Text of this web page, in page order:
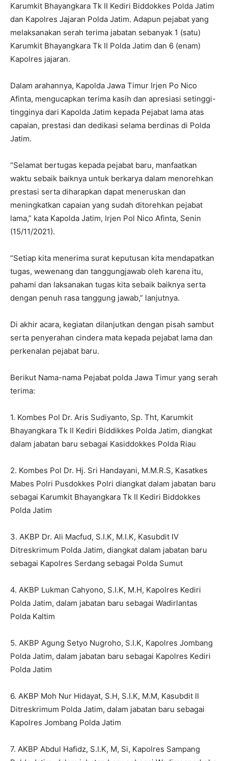
Karumkit Bhayangkara Tk II Kediri Biddokkes Polda Jatim
dan Kapolres Jajaran Polda Jatim. Adapun pejabat yang
melaksanakan serah terima jabatan sebanyak 1 (satu)
Karumkit Bhayangkara Tk II Polda Jatim dan 6 (enam)
Kapolres jajaran.
Dalam arahannya, Kapolda Jawa Timur Irjen Po Nico
Afinta, mengucapkan terima kasih dan apresiasi setinggi-
tingginya dari Kapolda Jatim kepada Pejabat lama atas
capaian, prestasi dan dedikasi selama berdinas di Polda
Jatim.
“Selamat bertugas kepada pejabat baru, manfaatkan
waktu sebaik baiknya untuk berkarya dalam menorehkan
prestasi serta diharapkan dapat meneruskan dan
meningkatkan capaian yang sudah ditorehkan pejabat
lama,” kata Kapolda Jatim, Irjen Pol Nico Afinta, Senin
(15/11/2021).
“Setiap kita menerima surat keputusan kita mendapatkan
tugas, wewenang dan tanggungjawab oleh karena itu,
pahami dan laksanakan tugas kita sebaik baiknya serta
dengan penuh rasa tanggung jawab,” lanjutnya.
Di akhir acara, kegiatan dilanjutkan dengan pisah sambut
serta penyerahan cindera mata kepada pejabat lama dan
perkenalan pejabat baru.
Berikut Nama-nama Pejabat polda Jawa Timur yang serah
terima:
1. Kombes Pol Dr. Aris Sudiyanto, Sp. Tht, Karumkit
Bhayangkara Tk II Kediri Biddikkes Polda Jatim, diangkat
dalam jabatan baru sebagai Kasiddokkes Polda Riau
2. Kombes Pol Dr. Hj. Sri Handayani, M.M.R.S, Kasatkes
Mabes Polri Pusdokkes Polri diangkat dalam jabatan baru
sebagai Karumkit Bhayangkara Tk II Kediri Biddokkes
Polda Jatim
3. AKBP Dr. Ali Macfud, S.I.K, M.I.K, Kasubdit IV
Ditreskrimum Polda Jatim, diangkat dalam jabatan baru
sebagai Kapolres Serdang sebagai Polda Sumut
4. AKBP Lukman Cahyono, S.I.K, M.H, Kapolres Kediri
Polda Jatim, dalam jabatan baru sebagai Wadirlantas
Polda Kaltim
5. AKBP Agung Setyo Nugroho, S.I.K, Kapolres Jombang
Polda Jatim, dalam jabatan baru sebagai Kapolres Kediri
Polda Jatim
6. AKBP Moh Nur Hidayat, S.H, S.I.K, M.M, Kasubdit II
Ditreskrimum Polda Jatim, dalam jabatan baru sebagai
Kapolres Jombang Polda Jatim
7. AKBP Abdul Hafidz, S.I.K, M, Si, Kapolres Sampang